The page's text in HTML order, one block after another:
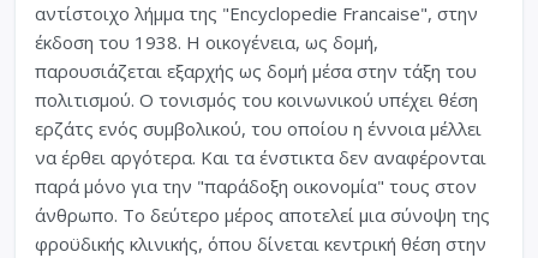
αντίστοιχο λήμμα της "Encyclopedie Francaise", στην
έκδοση του 1938. Η οικογένεια, ως δομή,
παρουσιάζεται εξαρχής ως δομή μέσα στην τάξη του
πολιτισμού. Ο τονισμός του κοινωνικού υπέχει θέση
ερζάτς ενός συμβολικού, του οποίου η έννοια μέλλει
να έρθει αργότερα. Και τα ένστικτα δεν αναφέρονται
παρά μόνο για την "παράδοξη οικονομία" τους στον
άνθρωπο. Το δεύτερο μέρος αποτελεί μια σύνοψη της
φροϋδικής κλινικής, όπου δίνεται κεντρική θέση στην